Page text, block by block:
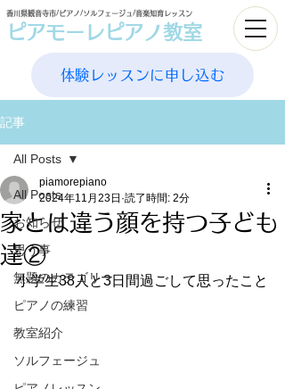
香川県観音寺市/ピアノ/ソルフェージュ/音楽知育レッスン
体験レッスンに申し込む
ピアモーレピアノ教室
記事
All Posts
お知らせ
思う事
無題のカテゴリー
ピアノの練習
教室紹介
ソルフェージュ
All Posts
家とは違う顔を持つ子ども
達②
piamorepiano
2024年11月23日 読了時間: 2分
小学生38人と3日間過ごして思ったこと